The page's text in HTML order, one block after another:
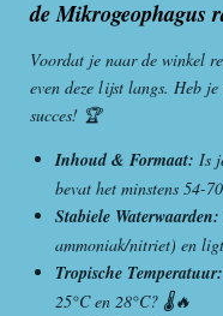
de Mikrogeophagus
Voordat je naar de winkel
even deze lijst langs. Heb
succes! 🏆
Inhoud & Formaat: Is
bevat het minstens 54-
Stabiele Waterwaarden:
ammoniak/nitriet) en
Tropische Temperatuur:
25°C en 28°C? 🌡️🔥